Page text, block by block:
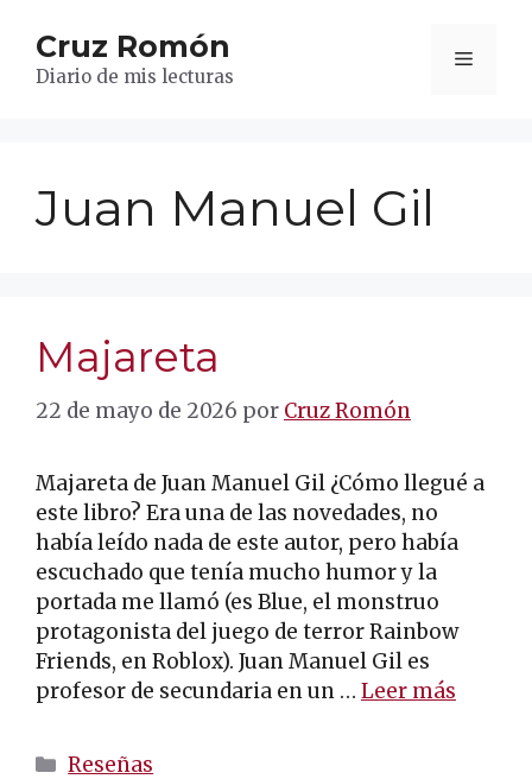
contenido
Cruz Romón
Diario de mis lecturas
Menú
Juan Manuel Gil
Majareta
22 de mayo de 2026 por Cruz Romón
Majareta de Juan Manuel Gil ¿Cómo llegué a
este libro? Era una de las novedades, no
había leído nada de este autor, pero había
escuchado que tenía mucho humor y la
portada me llamó (es Blue, el monstruo
protagonista del juego de terror Rainbow
Friends, en Roblox). Juan Manuel Gil es
profesor de secundaria en un … Leer más
Categorías
Reseñas